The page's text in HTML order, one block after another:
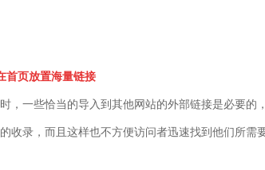
首页放置海量链接
，一些恰当的导入到其他网站的外部链接是必要
收录，而且这样也不方便访问者迅速找到他们所需